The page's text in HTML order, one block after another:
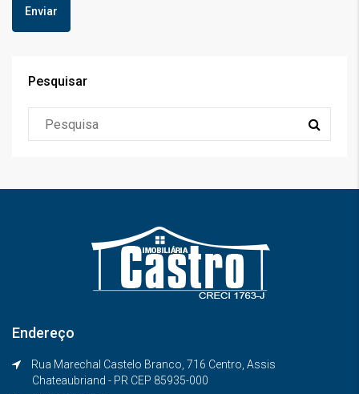
Pesquisar
Endereço
Rua Marechal Castelo Branco, 716 Centro, Assis
Chateaubriand - PR CEP 85935-000